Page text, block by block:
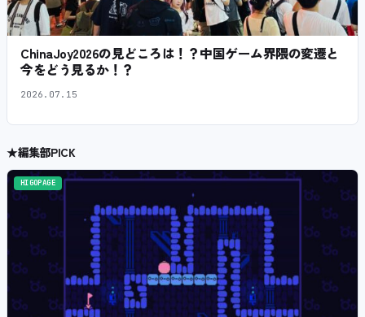
ChinaJoy2026の見どころは！？中国ゲーム界隈の変遷と
今をどう見るか！？
2026.07.15
★編集部PICK
HIGOPAGE